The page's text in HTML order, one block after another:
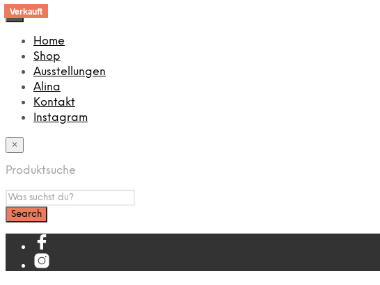
×
Home
Shop
Ausstellungen
Alina
Kontakt
Instagram
×
Produktsuche
Verkauft
Verkauft
Verkauft